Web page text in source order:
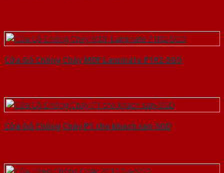
Cửa Gỗ Chống Cháy MDF Laminate P1R2-SGD
Cửa Gỗ Chống Cháy P1 cho khach san-SGD